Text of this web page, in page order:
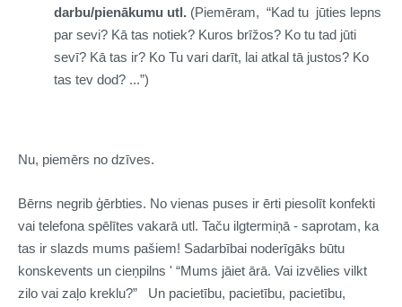
darbu/pienākumu utl. (Piemēram, “Kad tu jūties lepns
par sevi? Kā tas notiek? Kuros brīžos? Ko tu tad jūti
sevī? Kā tas ir? Ko Tu vari darīt, lai atkal tā justos? Ko
tas tev dod? ...”)
Nu, piemērs no dzīves.
Bērns negrib ģērbties. No vienas puses ir ērti piesolīt konfekti
vai telefona spēlītes vakarā utl. Taču ilgtermiņā - saprotam, ka
tas ir slazds mums pašiem! Sadarbībai noderīgāks būtu
konskevents un cieņpilns ' “Mums jāiet ārā. Vai izvēlies vilkt
zilo vai zaļo kreklu?” Un pacietību, pacietību, pacietību,